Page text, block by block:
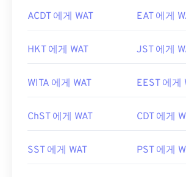
ACDT 에게 WAT EAT 에게
HKT 에게 WAT JST 에게
WITA 에게 WAT EEST 에게
ChST 에게 WAT CDT 에게
SST 에게 WAT PST 에게